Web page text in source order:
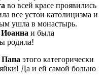
во всей красе проявились
все устои католицизма и
ушла в монастырь.
и была
родила!
этого категорически
Да и ей самой больно